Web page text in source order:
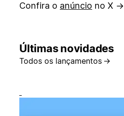
Confira o anúncio no X →
Últimas novidades
Todos os lançamentos →